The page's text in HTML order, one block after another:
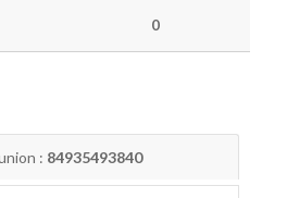
0
: 84935493840